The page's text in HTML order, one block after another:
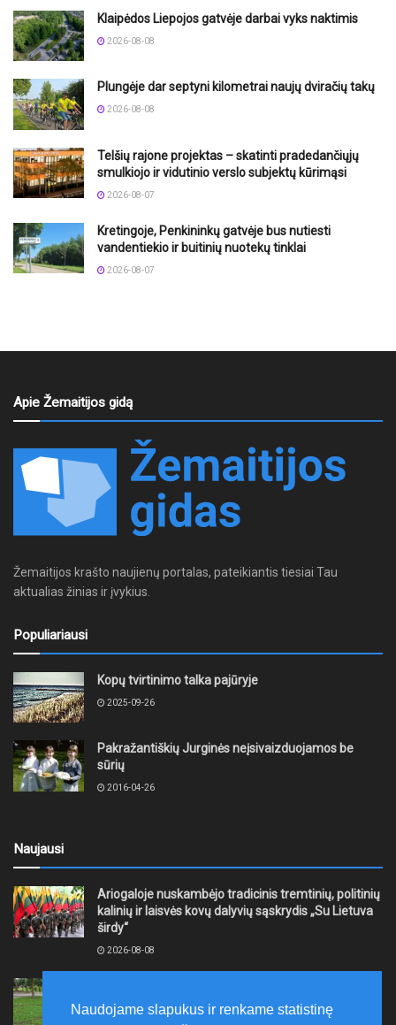
Klaipėdos Liepojos gatvėje darbai vyks naktimis
2026-08-08
Plungėje dar septyni kilometrai naujų dviračių takų
2026-08-08
Telšių rajone projektas – skatinti pradedančiųjų
smulkiojo ir vidutinio verslo subjektų kūrimąsi
2026-08-07
Kretingoje, Penkininkų gatvėje bus nutiesti
vandentiekio ir buitinių nuotekų tinklai
2026-08-07
Apie Žemaitijos gidą
Žemaitijos krašto naujienų portalas, pateikiantis tiesiai Tau
aktualias žinias ir įvykius.
Populiariausi
Kopų tvirtinimo talka pajūryje
2025-09-26
Pakražantiškių Jurginės neįsivaizduojamos be
sūrių
2016-04-26
Naujausi
Ariogaloje nuskambėjo tradicinis tremtinių, politinių
kalinių ir laisvės kovų dalyvių sąskrydis „Su Lietuva
širdy“
2026-08-08
laikytis Kelių eismo taisyklių, tausoti aplinką
Naudojame slapukus ir renkame statistinę